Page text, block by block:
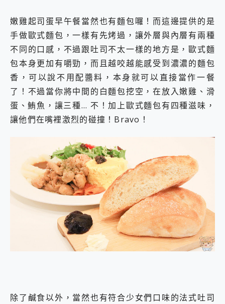
嫩雞起司蛋早午餐當然也有麵包囉！而這邊提供的是
手做歐式麵包，一樣有先烤過，讓外層與內層有兩種
不同的口感，不過跟吐司不太一樣的地方是，歐式麵
包本身更加有嚼勁，而且越咬越能感受到濃濃的麵包
香，可以說不用配醬料，本身就可以直接當作一餐
了！不過當你將中間的白麵包挖空，在放入嫩雞、滑
蛋、鮪魚，讓三種… 不！加上歐式麵包有四種滋味，
讓他們在嘴裡激烈的碰撞！Bravo！
除了鹹食以外，當然也有符合少女們口味的法式吐司